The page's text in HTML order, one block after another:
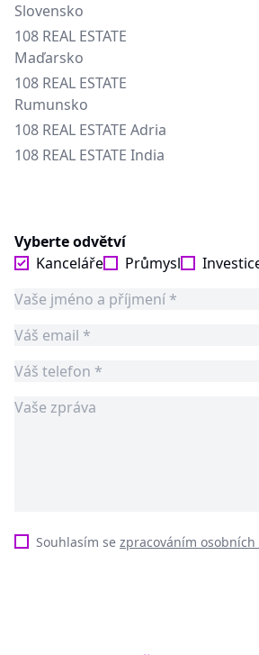
Slovensko
108 REAL ESTATE
Maďarsko
108 REAL ESTATE
Rumunsko
108 REAL ESTATE Adria
108 REAL ESTATE India
Vyberte odvětví
Kanceláře
Průmysl
Souhlasím se zpracováním